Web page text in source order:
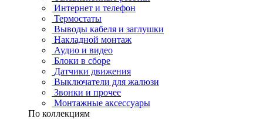
Интернет и телефон
Термостаты
Выводы кабеля и заглушки
Накладной монтаж
Аудио и видео
Блоки в сборе
Датчики движения
Выключатели для жалюзи
Звонки и прочее
Монтажные аксессуары
По коллекциям